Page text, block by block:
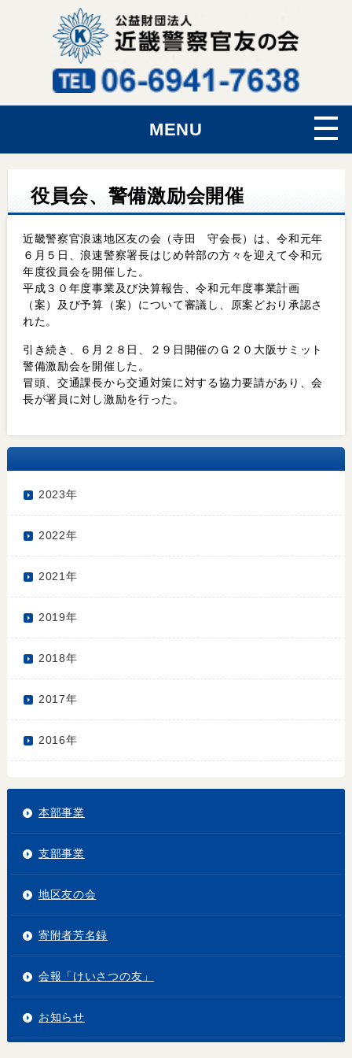
MENU
役員会、警備激励会開催
近畿警察官浪速地区友の会（寺田 守会長）は、令和元年
６月５日、浪速警察署長はじめ幹部の方々を迎えて令和元
年度役員会を開催した。
平成３０年度事業及び決算報告、令和元年度事業計画
（案）及び予算（案）について審議し、原案どおり承認さ
れた。
引き続き、６月２８日、２９日開催のＧ２０大阪サミット
警備激励会を開催した。
冒頭、交通課長から交通対策に対する協力要請があり、会
長が署員に対し激励を行った。
2023年
2022年
2021年
2019年
2018年
2017年
2016年
本部事業
支部事業
地区友の会
寄附者芳名録
会報「けいさつの友」
お知らせ